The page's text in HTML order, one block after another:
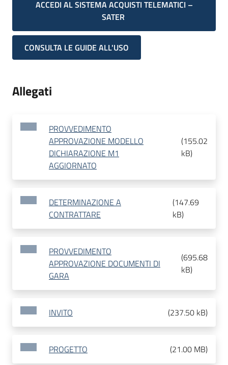
ACCEDI AL SISTEMA ACQUISTI TELEMATICI –
SATER
CONSULTA LE GUIDE ALL'USO
Allegati
PROVVEDIMENTO
APPROVAZIONE MODELLO
DICHIARAZIONE M1
AGGIORNATO
(155.02
kB)
DETERMINAZIONE A
CONTRATTARE
(147.69
kB)
PROVVEDIMENTO
APPROVAZIONE DOCUMENTI DI
GARA
(695.68
kB)
INVITO (237.50 kB)
PROGETTO (21.00 MB)